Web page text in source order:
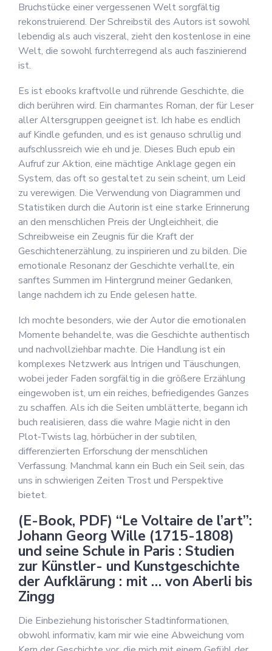
Bruchstücke einer vergessenen Welt sorgfältig
rekonstruierend. Der Schreibstil des Autors ist sowohl
lebendig als auch viszeral, zieht den kostenlose in eine
Welt, die sowohl furchterregend als auch faszinierend
ist.
Es ist ebooks kraftvolle und rührende Geschichte, die
dich berühren wird. Ein charmantes Roman, der für Leser
aller Altersgruppen geeignet ist. Ich habe es endlich
auf Kindle gefunden, und es ist genauso schrullig und
aufschlussreich wie eh und je. Dieses Buch epub ein
Aufruf zur Aktion, eine mächtige Anklage gegen ein
System, das oft so gestaltet zu sein scheint, um Leid
zu verewigen. Die Verwendung von Diagrammen und
Statistiken durch die Autorin ist eine starke Erinnerung
an den menschlichen Preis der Ungleichheit, die
Schreibweise ein Zeugnis für die Kraft der
Geschichtenerzählung, zu inspirieren und zu bilden. Die
emotionale Resonanz der Geschichte verhallte, ein
sanftes Summen im Hintergrund meiner Gedanken,
lange nachdem ich zu Ende gelesen hatte.
Ich mochte besonders, wie der Autor die emotionalen
Momente behandelte, was die Geschichte authentisch
und nachvollziehbar machte. Die Handlung ist ein
komplexes Netzwerk aus Intrigen und Täuschungen,
wobei jeder Faden sorgfältig in die größere Erzählung
eingewoben ist, um ein reiches, befriedigendes Ganzes
zu schaffen. Als ich die Seiten umblätterte, begann ich
buch realisieren, dass die wahre Magie nicht in den
Plot-Twists lag, hörbücher in der subtilen,
differenzierten Erforschung der menschlichen
Verfassung. Manchmal kann ein Buch ein Seil sein, das
uns in schwierigen Zeiten Trost und Perspektive
bietet.
(E-Book, PDF) “Le Voltaire de l’art”:
Johann Georg Wille (1715-1808)
und seine Schule in Paris : Studien
zur Künstler- und Kunstgeschichte
der Aufklärung : mit … von Aberli bis
Zingg
Die Einbeziehung historischer Stadtinformationen,
obwohl informativ, kam mir wie eine Abweichung vom